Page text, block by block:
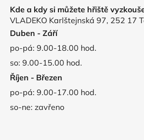
Kde a kdy si můžete hřiště
VLADEKO Karlštejnská 97, 252 17
Duben - Září
po-pá: 9.00-18.00 hod.
so: 9.00-15.00 hod.
Říjen - Březen
po-pá: 9.00-17.00 hod.
so-ne: zavřeno